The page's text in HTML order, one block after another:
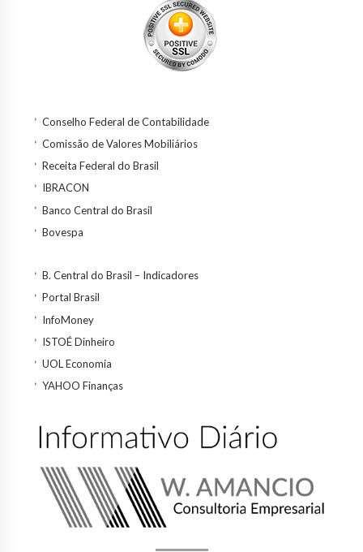
Conselho Federal de Contabilidade
Comissão de Valores Mobiliários
Receita Federal do Brasil
IBRACON
Banco Central do Brasil
Bovespa
B. Central do Brasil – Indicadores
Portal Brasil
InfoMoney
ISTOÉ Dinheiro
UOL Economia
YAHOO Finanças